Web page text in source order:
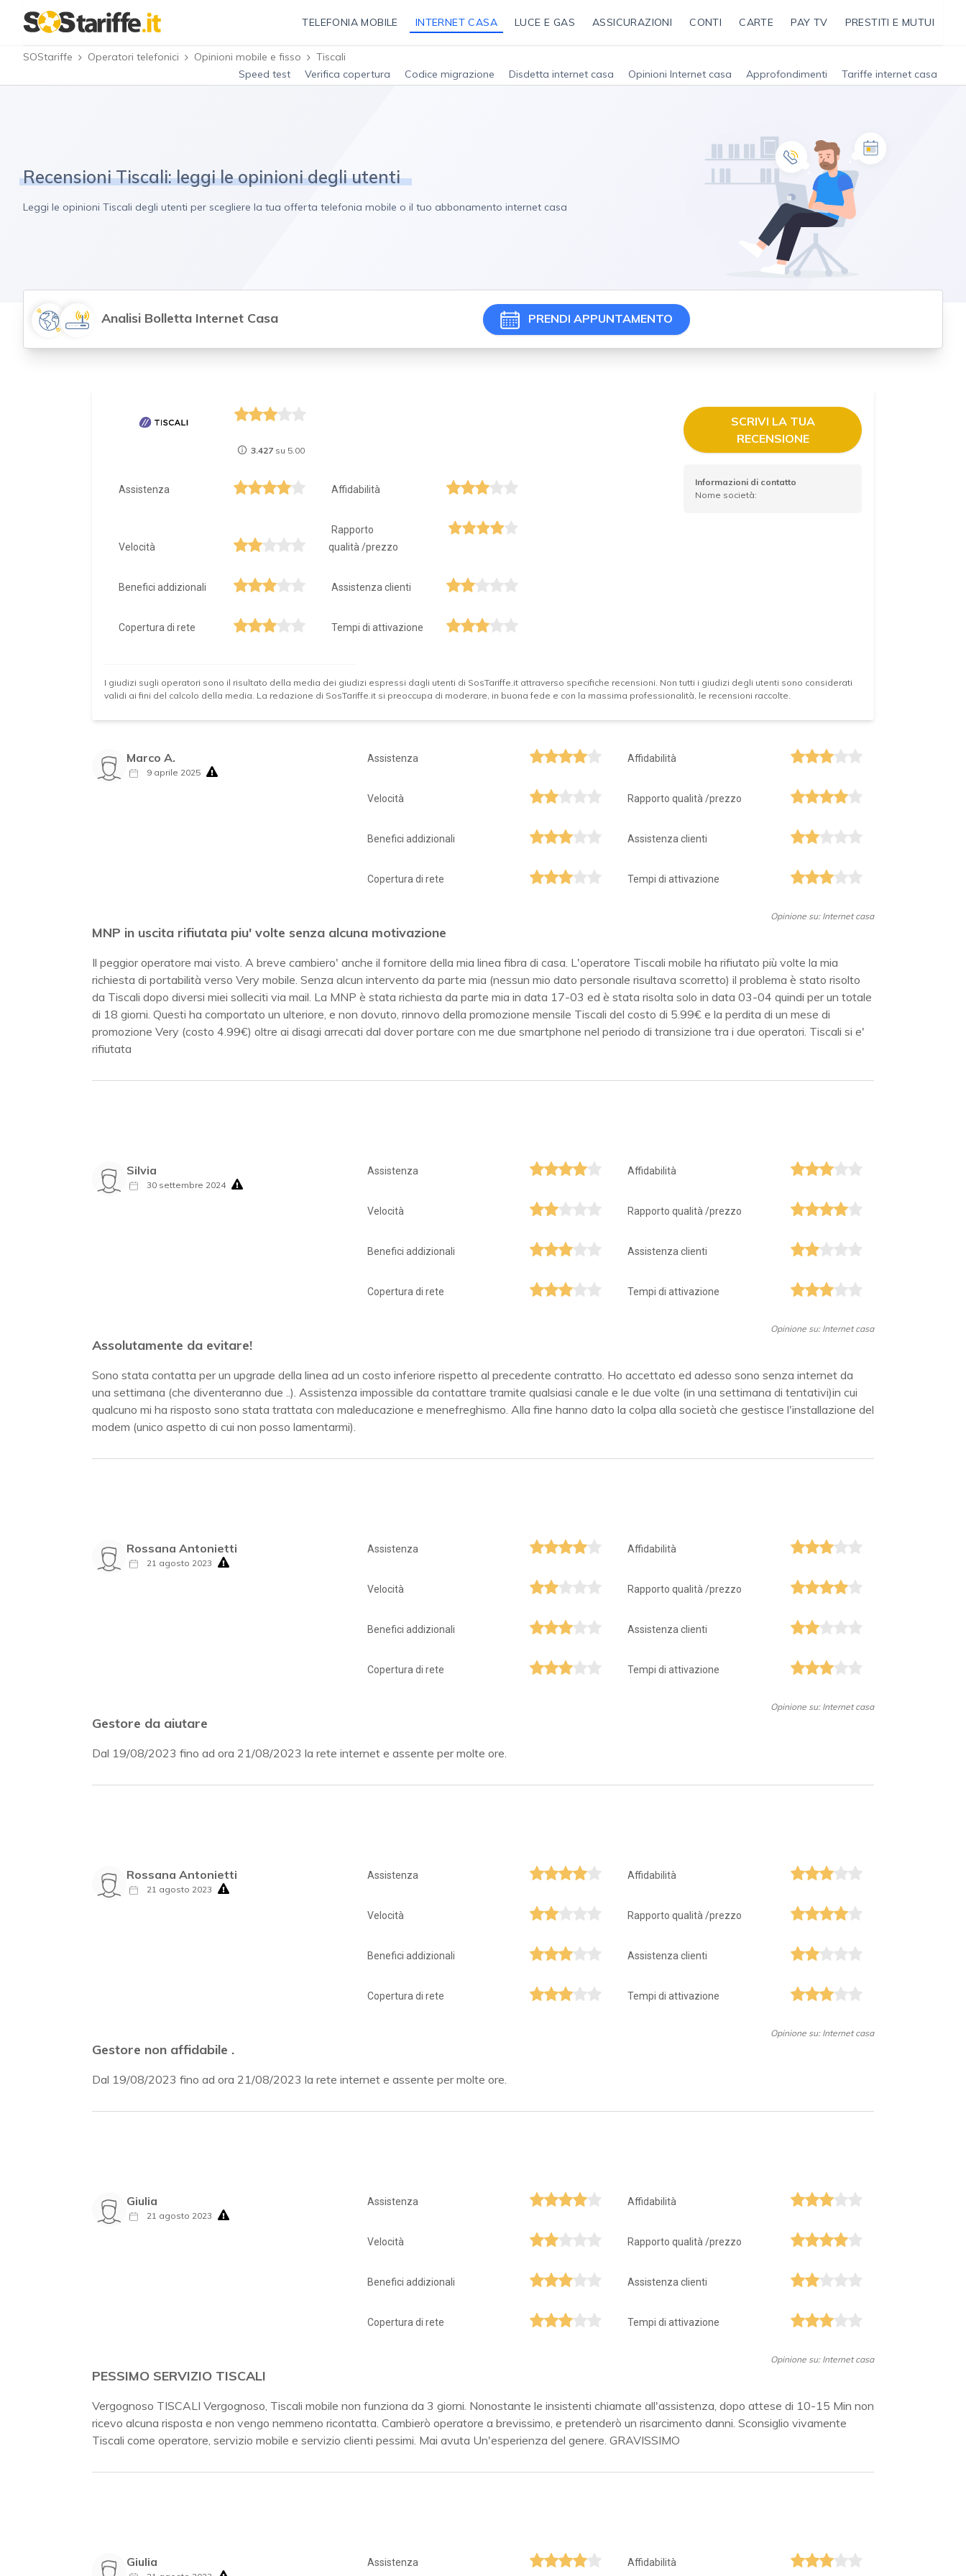
TELEFONIA MOBILE INTERNET CASA LUCE E GAS ASSICURAZIONI CONTI CARTE PAY TV PRESTITI E MUTUI
SOStariffe Operatori telefonici Opinioni mobile e fisso
Tiscali
Speed test
Verifica copertura Codice migrazione Disdetta internet casa Opinioni Internet casa Approfondimenti Tariffe internet casa
Recensioni Tiscali: leggi le opinioni degli utenti
Leggi le opinioni Tiscali degli utenti per scegliere la tua offerta telefonia mobile o il tuo abbonamento internet casa
Analisi Bolletta Internet Casa PRENDI APPUNTAMENTO
3.427su 5.00
Assistenza Affidabilità
Velocità
Rapporto
qualità /prezzo
Benefici addizionali Assistenza clienti
Copertura di rete Tempi di attivazione
SCRIVI LA TUA
RECENSIONE
Informazioni di contatto
Nome società:
I giudizi sugli operatori sono il risultato della media dei giudizi espressi dagli utenti di SosTariffe.it attraverso specifiche recensioni. Non tutti i giudizi degli utenti sono considerati
validi ai fini del calcolo della media. La redazione di SosTariffe.it si preoccupa di moderare, in buona fede e con la massima professionalità, le recensioni raccolte.
Marco A.
9 aprile 2025
Assistenza Affidabilità
Velocità Rapporto qualità /prezzo
Benefici addizionali Assistenza clienti
Copertura di rete Tempi di attivazione
Opinione su: Internet casa
MNP in uscita rifiutata piu' volte senza alcuna motivazione
Il peggior operatore mai visto. A breve cambiero' anche il fornitore della mia linea fibra di casa. L'operatore Tiscali mobile ha rifiutato più volte la mia
richiesta di portabilità verso Very mobile. Senza alcun intervento da parte mia (nessun mio dato personale risultava scorretto) il problema è stato risolto
da Tiscali dopo diversi miei solleciti via mail. La MNP è stata richiesta da parte mia in data 17-03 ed è stata risolta solo in data 03-04 quindi per un totale
di 18 giorni. Questi ha comportato un ulteriore, e non dovuto, rinnovo della promozione mensile Tiscali del costo di 5.99€ e la perdita di un mese di
promozione Very (costo 4.99€) oltre ai disagi arrecati dal dover portare con me due smartphone nel periodo di transizione tra i due operatori. Tiscali si e'
rifiutata
Silvia
30 settembre 2024
Assistenza Affidabilità
Velocità Rapporto qualità /prezzo
Benefici addizionali Assistenza clienti
Copertura di rete Tempi di attivazione
Opinione su: Internet casa
Assolutamente da evitare!
Sono stata contatta per un upgrade della linea ad un costo inferiore rispetto al precedente contratto. Ho accettato ed adesso sono senza internet da
una settimana (che diventeranno due ..). Assistenza impossible da contattare tramite qualsiasi canale e le due volte (in una settimana di tentativi)in cui
qualcuno mi ha risposto sono stata trattata con maleducazione e menefreghismo. Alla fine hanno dato la colpa alla società che gestisce l'installazione del
modem (unico aspetto di cui non posso lamentarmi).
Rossana Antonietti
21 agosto 2023
Assistenza Affidabilità
Velocità Rapporto qualità /prezzo
Benefici addizionali Assistenza clienti
Copertura di rete Tempi di attivazione
Opinione su: Internet casa
Gestore da aiutare
Dal 19/08/2023 fino ad ora 21/08/2023 la rete internet e assente per molte ore.
Rossana Antonietti
21 agosto 2023
Assistenza Affidabilità
Velocità Rapporto qualità /prezzo
Benefici addizionali Assistenza clienti
Copertura di rete Tempi di attivazione
Opinione su: Internet casa
Gestore non affidabile .
Dal 19/08/2023 fino ad ora 21/08/2023 la rete internet e assente per molte ore.
Giulia
21 agosto 2023
Assistenza Affidabilità
Velocità Rapporto qualità /prezzo
Benefici addizionali Assistenza clienti
Copertura di rete Tempi di attivazione
Opinione su: Internet casa
PESSIMO SERVIZIO TISCALI
Vergognoso TISCALI Vergognoso, Tiscali mobile non funziona da 3 giorni. Nonostante le insistenti chiamate all'assistenza, dopo attese di 10-15 Min non
ricevo alcuna risposta e non vengo nemmeno ricontatta. Cambierò operatore a brevissimo, e pretenderò un risarcimento danni. Sconsiglio vivamente
Tiscali come operatore, servizio mobile e servizio clienti pessimi. Mai avuta Un'esperienza del genere. GRAVISSIMO
Giulia Assistenza Affidabilità